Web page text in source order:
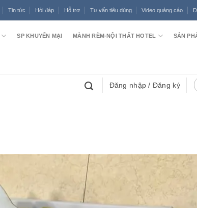
Tin tức Hỏi đáp Hỗ trợ Tư vấn tiêu dùng Video quảng cáo
SP KHUYẾN MẠI MÀNH RÈM-NỘI THẤT HOTEL SẢN
Đăng nhập / Đăng ký